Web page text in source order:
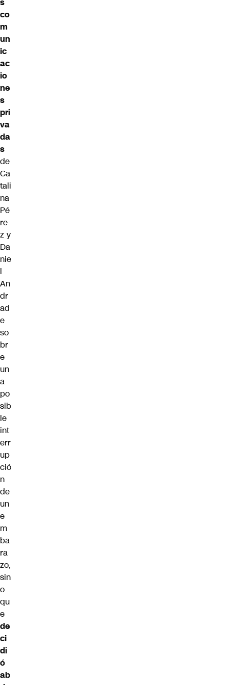
co
m
un
ic
ac
io
ne
s
pri
va
da
s
de
Ca
tali
na
Pé
re
z y
Da
nie
l
An
dr
ad
e
so
br
e
un
a
po
sib
le
int
err
up
ció
n
de
un
e
m
ba
ra
zo,
sin
o
qu
e
de
ci
di
ó
ab